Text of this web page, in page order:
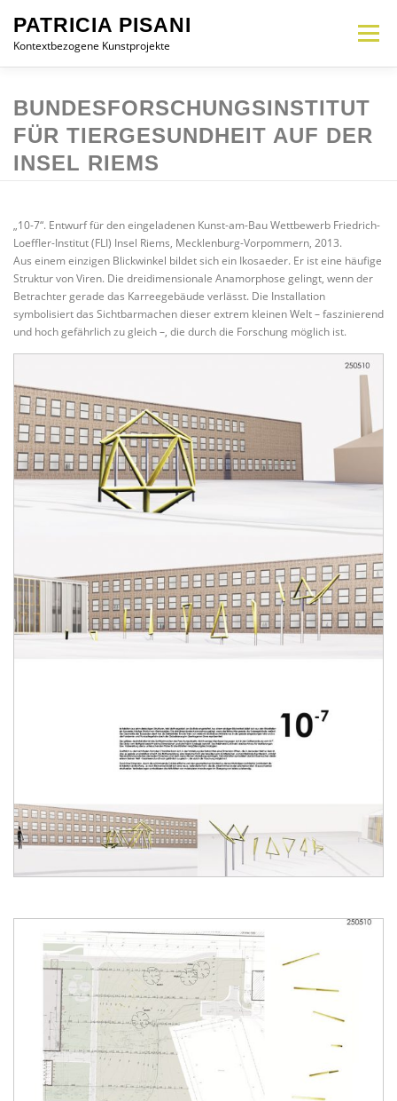
Inhalt
springen
PATRICIA PISANI
Kontextbezogene Kunstprojekte
Menü
MEMORIAL INTERVENTION INSTALLATION OBJEKT CV
KONTAKT DE
BUNDESFORSCHUNGSINSTITUT
FÜR TIERGESUNDHEIT AUF DER
INSEL RIEMS
„10-7“. Entwurf für den eingeladenen Kunst-am-Bau Wettbewerb Friedrich-
Loeffler-Institut (FLI) Insel Riems, Mecklenburg-Vorpommern, 2013.
Aus einem einzigen Blickwinkel bildet sich ein Ikosaeder. Er ist eine häufige
Struktur von Viren. Die dreidimensionale Anamorphose gelingt, wenn der
Betrachter gerade das Karreegebäude verlässt. Die Installation
symbolisiert das Sichtbarmachen dieser extrem kleinen Welt – faszinierend
und hoch gefährlich zu gleich –, die durch die Forschung möglich ist.